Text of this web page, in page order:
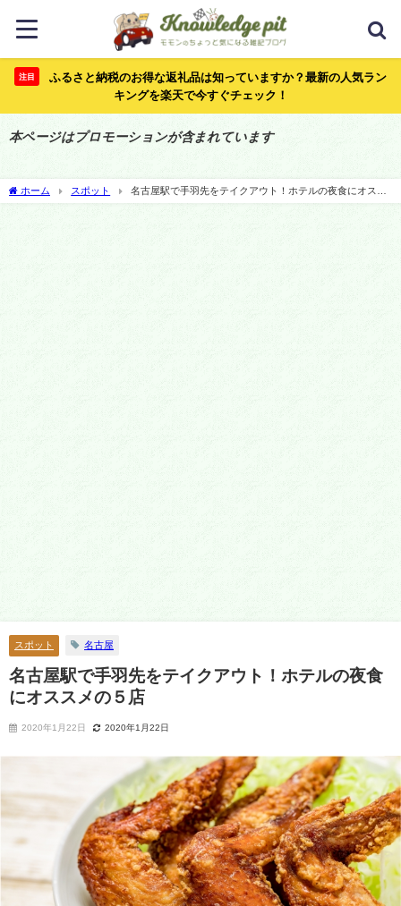
注目
ふるさと納税のお得な返礼品は知っていますか？最新の人気ラン
キングを楽天で今すぐチェック！
本ページはプロモーションが含まれています
ホーム スポット
名古屋駅で手羽先をテイクアウト！ホテルの夜食にオスス
メの５店
スポット 名古屋
名古屋駅で手羽先をテイクアウト！ホテルの夜食
にオススメの５店
2020年1月22日 2020年1月22日